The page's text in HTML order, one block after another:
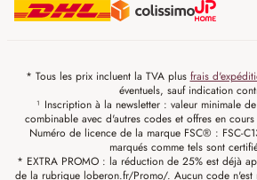
* Tous les prix incluent la TVA plus frais
éventuels, sauf indication
¹ Inscription à la newsletter : valeur minimale
combinable avec d'autres codes et offres en
Numéro de licence de la marque FSC® : FSC-
marqués comme tels sont
* EXTRA PROMO : la réduction de 25% est déjà
de la rubrique loberon.fr/Promo/. Aucun code n'est